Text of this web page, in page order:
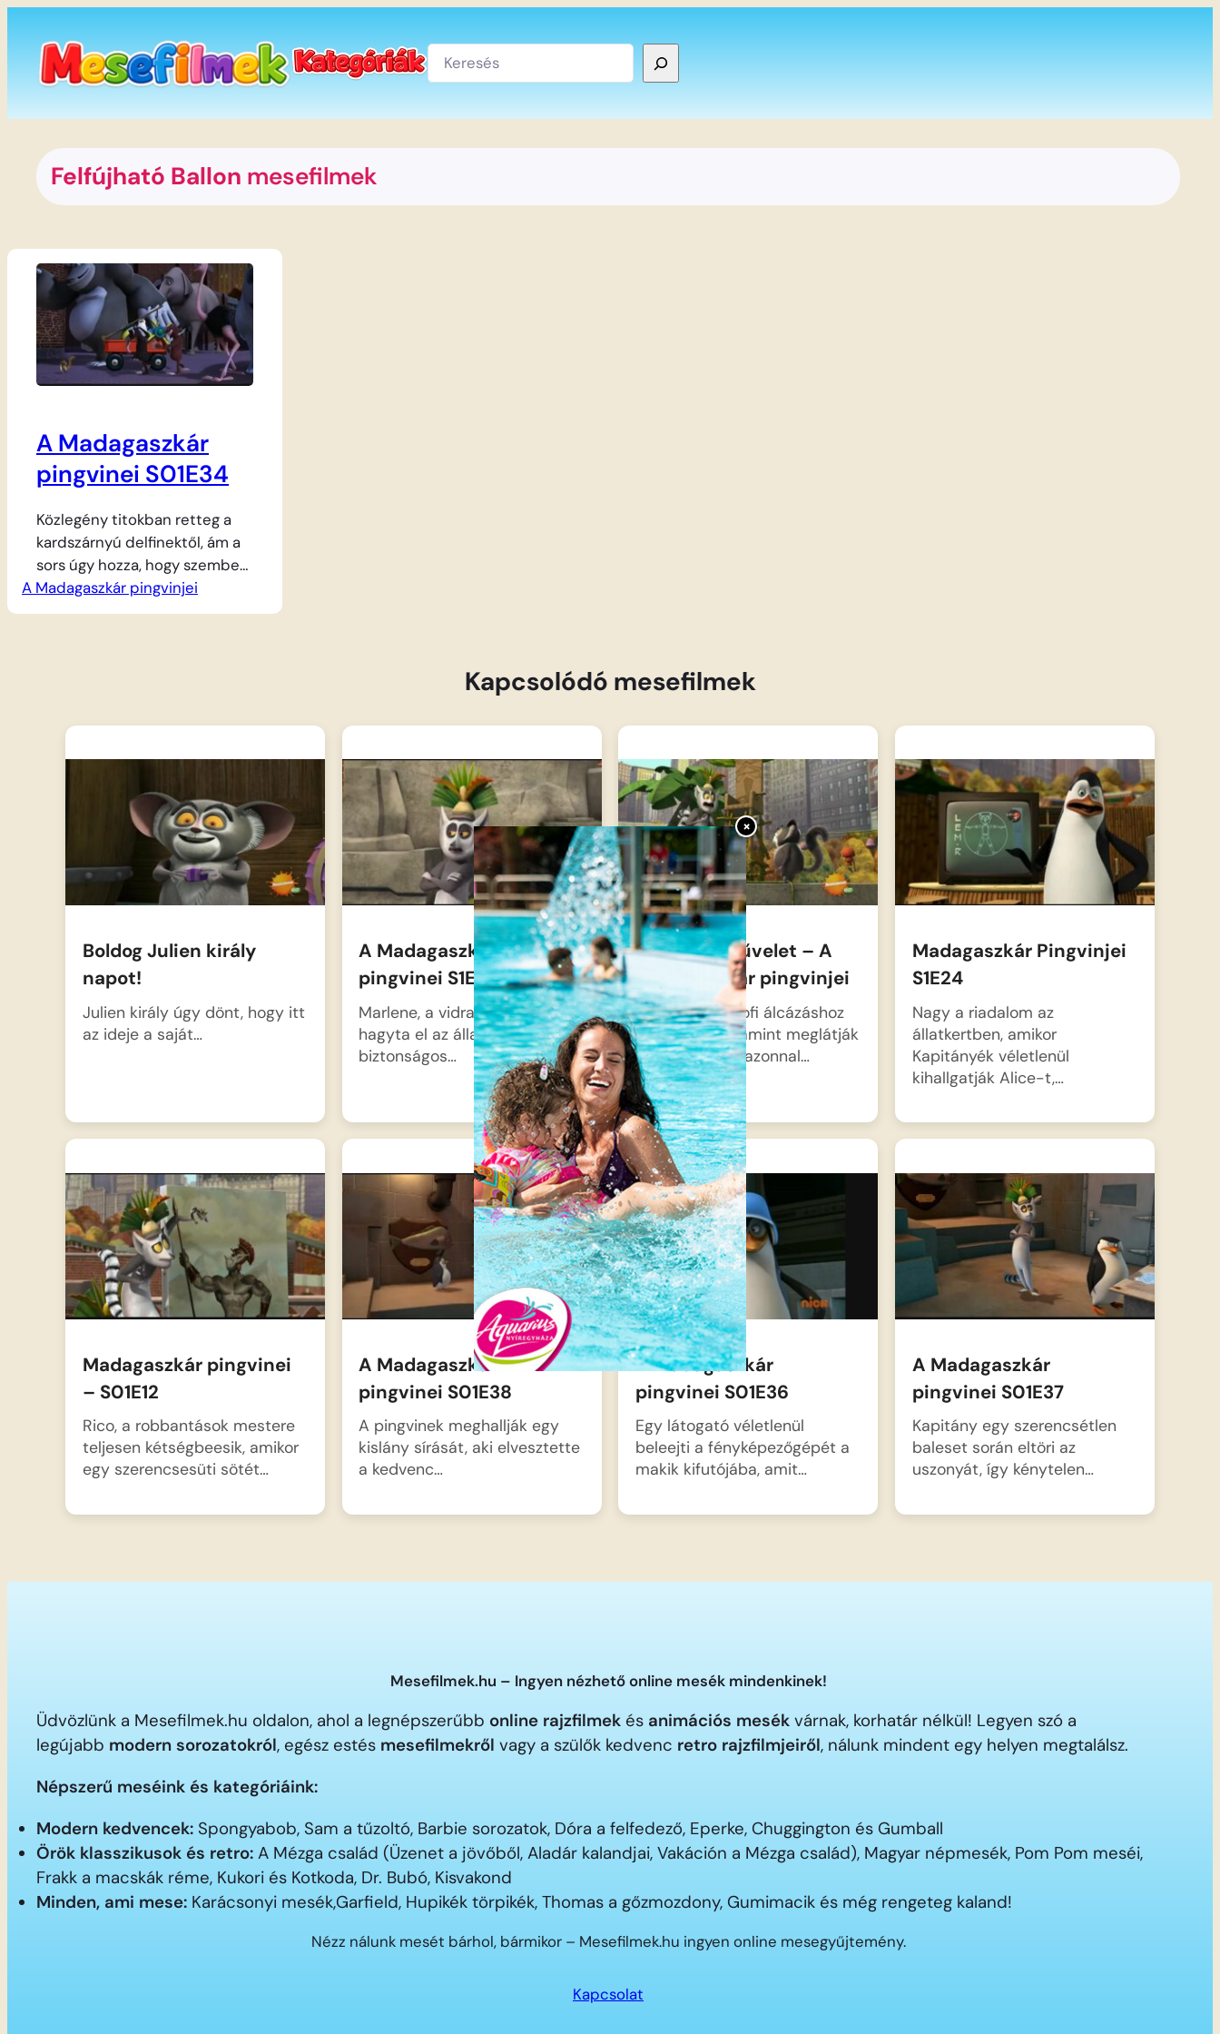
×
tartalomhoz
Keresés
Felfújható Ballon mesefilmek
A Madagaszkár
pingvinei S01E34
Közlegény titokban retteg a
kardszárnyú delfinektől, ám a
sors úgy hozza, hogy szembe
kell néznie legnagyobb
félelmével. Amikor az
félreérti a helyzetet. Hősiesen
gyanútlan társait a vélt
A Madagaszkár pingvinjei
Kapcsolódó mesefilmek
Boldog Julien király
napot!
Julien király úgy dönt, hogy itt
az ideje a saját…
A Madagaszkár
pingvinei S1E33
Marlene, a vidra még sosem
hagyta el az állatkert
biztonságos…
Plüss hadművelet – A
Madagaszkár pingvinjei
A pingvinek profi álcázáshoz
folyamodnak: amint meglátják
az embereket, azonnal…
Madagaszkár Pingvinjei
S1E24
Nagy a riadalom az
állatkertben, amikor
Kapitányék véletlenül
kihallgatják Alice-t,…
Madagaszkár pingvinei
– S01E12
Rico, a robbantások mestere
teljesen kétségbeesik, amikor
egy szerencsesüti sötét…
A Madagaszkár
pingvinei S01E38
A pingvinek meghallják egy
kislány sírását, aki elvesztette
a kedvenc…
A Madagaszkár
pingvinei S01E36
Egy látogató véletlenül
beleejti a fényképezőgépét a
makik kifutójába, amit…
A Madagaszkár
pingvinei S01E37
Kapitány egy szerencsétlen
baleset során eltöri az
uszonyát, így kénytelen…
Mesefilmek.hu – Ingyen nézhető online mesék mindenkinek!
Üdvözlünk a Mesefilmek.hu oldalon, ahol a legnépszerűbb online rajzfilmek és animációs mesék várnak, korhatár nélkül! Legyen szó a
legújabb modern sorozatokról, egész estés mesefilmekről vagy a szülők kedvenc retro rajzfilmjeiről, nálunk mindent egy helyen megtalálsz.
Népszerű meséink és kategóriáink:
Modern kedvencek: Spongyabob, Sam a tűzoltó, Barbie sorozatok, Dóra a felfedező, Eperke, Chuggington és Gumball
Örök klasszikusok és retro: A Mézga család (Üzenet a jövőből, Aladár kalandjai, Vakáción a Mézga család), Magyar népmesék, Pom Pom meséi,
Frakk a macskák réme, Kukori és Kotkoda, Dr. Bubó, Kisvakond
Minden, ami mese: Karácsonyi mesék,Garfield, Hupikék törpikék, Thomas a gőzmozdony, Gumimacik és még rengeteg kaland!
Nézz nálunk mesét bárhol, bármikor – Mesefilmek.hu ingyen online mesegyűjtemény.
Kapcsolat